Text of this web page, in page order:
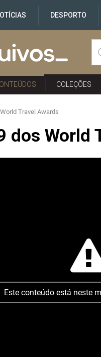
DESPORTO
COLEÇÕES
Travel Awards
dos World
Este conteúdo está neste